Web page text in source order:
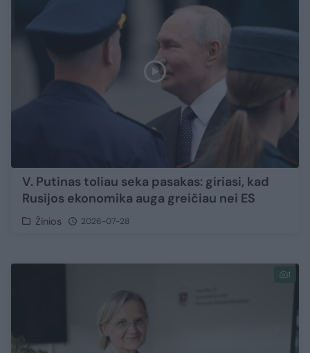
V. Putinas toliau seka pasakas: giriasi, kad
Rusijos ekonomika auga greičiau nei ES
Žinios 2026-07-28
1